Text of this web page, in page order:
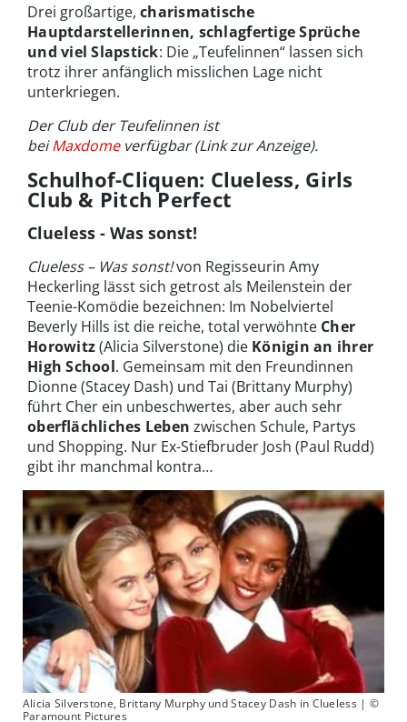
Drei großartige, charismatische
Hauptdarstellerinnen, schlagfertige Sprüche
und viel Slapstick: Die „Teufelinnen“ lassen sich
trotz ihrer anfänglich misslichen Lage nicht
unterkriegen.
Der Club der Teufelinnen ist
beiMaxdomeverfügbar (Link zur Anzeige).
Schulhof-Cliquen: Clueless, Girls
Club & Pitch Perfect
Clueless - Was sonst!
Clueless – Was sonst!von Regisseurin Amy
Heckerling lässt sich getrost als Meilenstein der
Teenie-Komödie bezeichnen: Im Nobelviertel
Beverly Hills ist die reiche, total verwöhnte Cher
Horowitz(Alicia Silverstone) die Königin an ihrer
High School. Gemeinsam mit den Freundinnen
Dionne (Stacey Dash) und Tai (Brittany Murphy)
führt Cher ein unbeschwertes, aber auch sehr
oberflächliches Leben zwischen Schule, Partys
und Shopping. Nur Ex-Stiefbruder Josh (Paul Rudd)
gibt ihr manchmal kontra…
Alicia Silverstone, Brittany Murphy und Stacey Dash in Clueless | ©
Paramount Pictures